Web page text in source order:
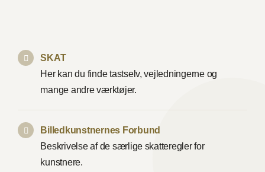
SKAT
Her kan du finde tastselv, vejledningerne og
mange andre værktøjer.
Billedkunstnernes Forbund
Beskrivelse af de særlige skatteregler for
kunstnere.